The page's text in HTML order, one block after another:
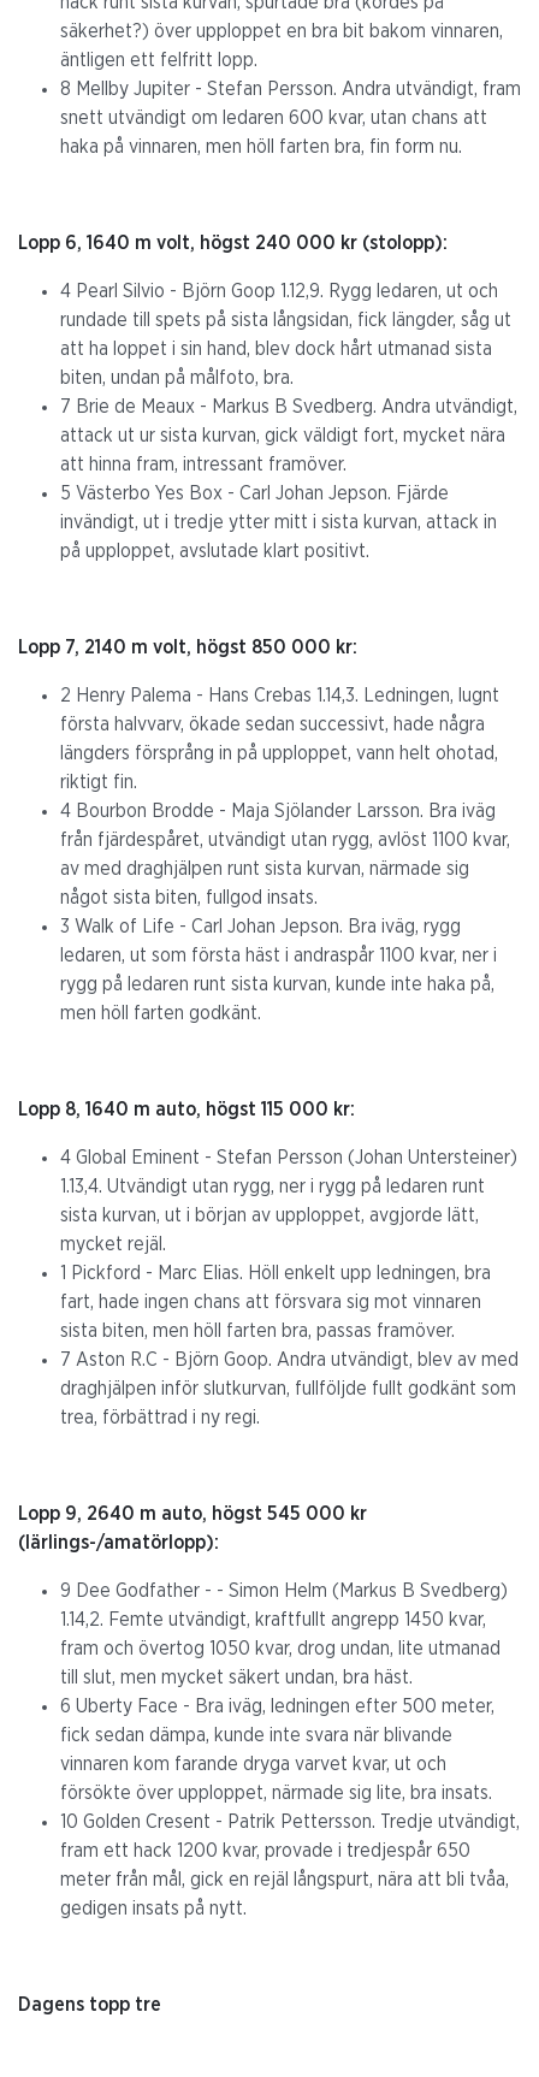
säkerhet?) över upploppet en bra bit bakom vinnaren,
äntligen ett felfritt lopp.
8 Mellby Jupiter - Stefan Persson. Andra utvändigt, fram
snett utvändigt om ledaren 600 kvar, utan chans att
haka på vinnaren, men höll farten bra, fin form nu.
Lopp 6, 1640 m volt, högst 240 000 kr (stolopp):
4 Pearl Silvio - Björn Goop 1.12,9. Rygg ledaren, ut och
rundade till spets på sista långsidan, fick längder, såg ut
att ha loppet i sin hand, blev dock hårt utmanad sista
biten, undan på målfoto, bra.
7 Brie de Meaux - Markus B Svedberg. Andra utvändigt,
attack ut ur sista kurvan, gick väldigt fort, mycket nära
att hinna fram, intressant framöver.
5 Västerbo Yes Box - Carl Johan Jepson. Fjärde
invändigt, ut i tredje ytter mitt i sista kurvan, attack in
på upploppet, avslutade klart positivt.
Lopp 7, 2140 m volt, högst 850 000 kr:
2 Henry Palema - Hans Crebas 1.14,3. Ledningen, lugnt
första halvvarv, ökade sedan successivt, hade några
längders försprång in på upploppet, vann helt ohotad,
riktigt fin.
4 Bourbon Brodde - Maja Sjölander Larsson. Bra iväg
från fjärdespåret, utvändigt utan rygg, avlöst 1100 kvar,
av med draghjälpen runt sista kurvan, närmade sig
något sista biten, fullgod insats.
3 Walk of Life - Carl Johan Jepson. Bra iväg, rygg
ledaren, ut som första häst i andraspår 1100 kvar, ner i
rygg på ledaren runt sista kurvan, kunde inte haka på,
men höll farten godkänt.
Lopp 8, 1640 m auto, högst 115 000 kr:
4 Global Eminent - Stefan Persson (Johan Untersteiner)
1.13,4. Utvändigt utan rygg, ner i rygg på ledaren runt
sista kurvan, ut i början av upploppet, avgjorde lätt,
mycket rejäl.
1 Pickford - Marc Elias. Höll enkelt upp ledningen, bra
fart, hade ingen chans att försvara sig mot vinnaren
sista biten, men höll farten bra, passas framöver.
7 Aston R.C - Björn Goop. Andra utvändigt, blev av med
draghjälpen inför slutkurvan, fullföljde fullt godkänt som
trea, förbättrad i ny regi.
Lopp 9, 2640 m auto, högst 545 000 kr
(lärlings-/amatörlopp):
9 Dee Godfather - - Simon Helm (Markus B Svedberg)
1.14,2. Femte utvändigt, kraftfullt angrepp 1450 kvar,
fram och övertog 1050 kvar, drog undan, lite utmanad
till slut, men mycket säkert undan, bra häst.
6 Uberty Face - Bra iväg, ledningen efter 500 meter,
fick sedan dämpa, kunde inte svara när blivande
vinnaren kom farande dryga varvet kvar, ut och
försökte över upploppet, närmade sig lite, bra insats.
10 Golden Cresent - Patrik Pettersson. Tredje utvändigt,
fram ett hack 1200 kvar, provade i tredjespår 650
meter från mål, gick en rejäl långspurt, nära att bli tvåa,
gedigen insats på nytt.
Dagens topp tre